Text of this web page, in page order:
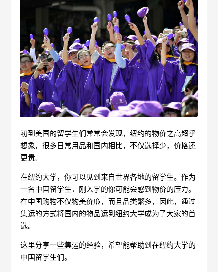
初到美国的留学生们常常会发现，纽约的物价之高超乎
想象，很多日常用品和国内相比，不仅选择少，价格还
更贵。
在纽约大学，你可以见到来自世界各地的留学生。作为
一名中国留学生，刚入学的你可能会感到物价的压力。
在中国购物不仅物美价廉，而且品类繁多，因此，通过
集运的方式将国内的物品运到纽约大学成为了大家的首
选。
这里分享一些集运的经验，希望能帮助到在纽约大学的
中国留学生们。